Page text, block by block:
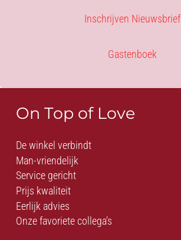
Inschrijven Nieuwsbrief
Gastenboek
On Top of Love
De winkel verbindt
Man-vriendelijk
Service gericht
Prijs kwaliteit
Eerlijk advies
Onze favoriete collega’s